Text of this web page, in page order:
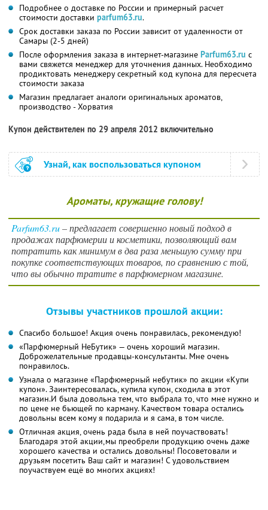
Подробнее о доставке по России и примерный расчет
стоимости доставки parfum63.ru.
Срок доставки заказа по России зависит от удаленности от
Самары (2-5 дней)
После оформления заказа в интернет-магазине Parfum63.ru с
вами свяжется менеджер для уточнения данных. Необходимо
продиктовать менеджеру секретный код купона для пересчета
стоимости заказа
Магазин предлагает аналоги оригинальных ароматов,
производство - Хорватия
Купон действителен по 29 апреля 2012 включительно
Узнай, как воспользоваться купоном
Ароматы, кружащие голову!
Parfum63.ru– предлагает совершенно новый подход в
продажах парфюмерии и косметики, позволяющий вам
потратить как минимум в два раза меньшую сумму при
покупке соответствующих товаров, по сравнению с той,
что вы обычно тратите в парфюмерном магазине.
Отзывы участников прошлой акции:
Спасибо большое! Акция очень понравилась, рекомендую!
«Парфюмерный НеБутик» — очень хороший магазин.
Доброжелательные продавцы-консультанты. Мне очень
понравилось.
Узнала о магазине «Парфюмерный небутик» по акции «Купи
купон». Заинтересовалась, купила купон, сходила в этот
магазин.И была довольна тем, что выбрала то, что мне нужно и
по цене не бьющей по карману. Качеством товара остались
довольны всем кому я подарила и я сама, в том числе.
Отличная акция, очень рада была в ней поучаствовать!
Благодаря этой акции,мы преобрели продукцию очень даже
хорошего качества и остались довольны! Посоветовали и
друзьям посетить Ваш сайт и магазин! С удовольствием
поучаствуем ещё во многих акциях!